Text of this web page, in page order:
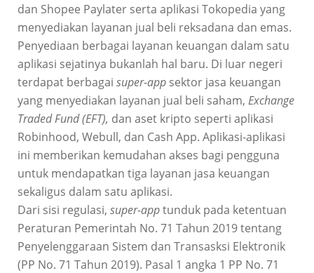
dan Shopee Paylater serta aplikasi Tokopedia yang
menyediakan layanan jual beli reksadana dan emas.
Penyediaan berbagai layanan keuangan dalam satu
aplikasi sejatinya bukanlah hal baru. Di luar negeri
terdapat berbagai super-appsektor jasa keuangan
yang menyediakan layanan jual beli saham, Exchange
Traded Fund (EFT), dan aset kripto seperti aplikasi
Robinhood, Webull, dan Cash App. Aplikasi-aplikasi
ini memberikan kemudahan akses bagi pengguna
untuk mendapatkan tiga layanan jasa keuangan
sekaligus dalam satu aplikasi.
Dari sisi regulasi, super-apptunduk pada ketentuan
Peraturan Pemerintah No. 71 Tahun 2019 tentang
Penyelenggaraan Sistem dan Transasksi Elektronik
(PP No. 71 Tahun 2019). Pasal 1 angka 1 PP No. 71